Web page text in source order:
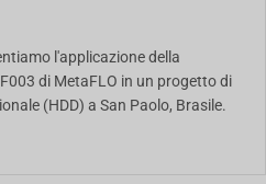
l'applicazione della
di MetaFLO in un progetto di
(HDD) a San Paolo, Brasile.